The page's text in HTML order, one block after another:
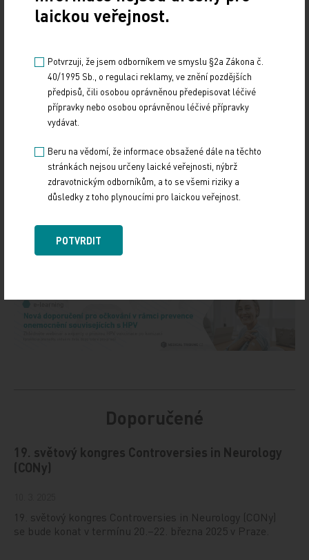
nejstarší farmaceutickou a chemickou
společností. Rodina zakladatelů je dodnes
Merck se sídlem v německém Darmstadtu vlastní
světová práva na název a značku Merck. Jedinou
výjimkou jsou Kanada a Spojené státy americké,
kde společnost působí pod názvy EMD Serono, EMD
Zdroj: Merck
Sdílejte článek
Doporučené
19. světový kongres Controversies in Neurology
(CONy)
19. světový kongres Controversies in Neurology (CONy)
se bude konat v termínu 20.–22. března 2025 v Praze.
laickou veřejnost.
Potvrzuji, že jsem odborníkem ve smyslu §2a Zákona č.
40/1995 Sb., o regulaci reklamy, ve znění pozdějších
předpisů, čili osobou oprávněnou předepisovat léčivé
přípravky nebo osobou oprávněnou léčivé přípravky
vydávat.
Beru na vědomí, že informace obsažené dále na těchto
stránkách nejsou určeny laické veřejnosti, nýbrž
zdravotnickým odborníkům, a to se všemi riziky a
důsledky z toho plynoucími pro laickou veřejnost.
POTVRDIT